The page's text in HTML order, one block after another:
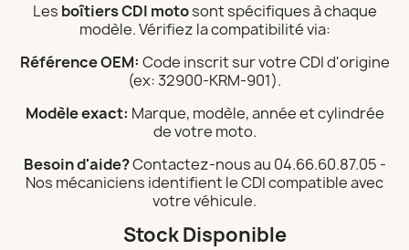
Les boîtiers CDI motosont spécifiques à chaque
modèle. Vérifiez la compatibilité via:
Référence OEM: Code inscrit sur votre CDI d'origine
(ex: 32900-KRM-901).
Modèle exact: Marque, modèle, année et cylindrée
de votre moto.
Besoin d'aide?Contactez-nous au 04.66.60.87.05 -
Nos mécaniciens identifient le CDI compatible avec
votre véhicule.
Stock Disponible